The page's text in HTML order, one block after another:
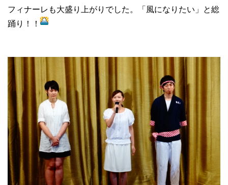
フィナーレも大盛り上がりでした。「風になりたい」と総
踊り！！